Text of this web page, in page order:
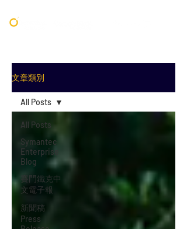
文章類別
All Posts
Symantec
Enterprise
Blog
賽門鐵克中
文電子報
新聞稿
Press
All Posts